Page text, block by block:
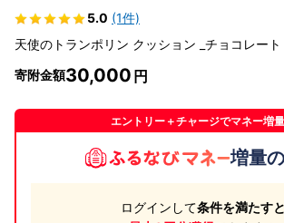
5.0 (1件)
天使のトランポリン クッション _チョコレート
寄附金額30,000
エントリー＋チャージでマネー増量
増量
ログインして条件を満たすと